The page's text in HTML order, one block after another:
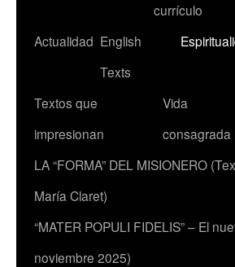
currículo
Actualidad English
Texts
Textos que
impresionan
Vida
consagrada
LA “FORMA” DEL MISIONERO
María Claret)
“MATER POPULI FIDELIS” – El
noviembre 2025)